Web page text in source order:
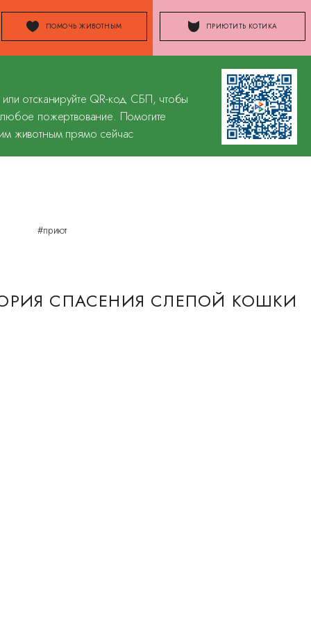
ПОМОЧЬ ЖИВОТНЫМ ПРИЮТИТЬ КОТИКА
отсканируйте QR-код СБП, чтобы
пожертвование. Помогите
животным прямо сейчас
#приют
СПАСЕНИЯ СЛЕПОЙ КОШКИ